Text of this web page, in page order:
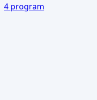
4 program